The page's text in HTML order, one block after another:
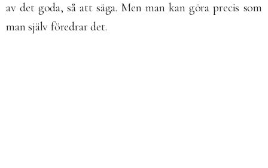
av det goda, så att säga. Men man kan göra precis som
man själv föredrar det.